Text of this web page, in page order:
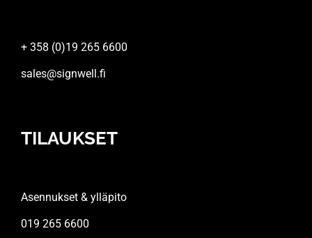
+ 358 (0)19 265 6600
sales@signwell.fi
TILAUKSET
Asennukset & ylläpito
019 265 6600